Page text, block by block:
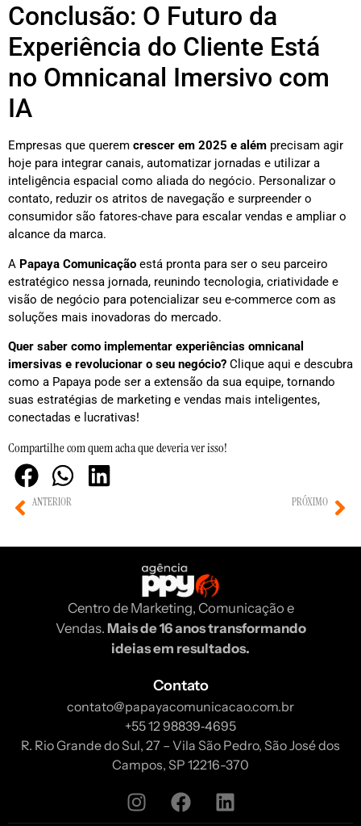
Conclusão: O Futuro da
Experiência do Cliente Está
no Omnicanal Imersivo com
IA
Empresas que querem crescer em 2025 e além precisam agir
hoje para integrar canais, automatizar jornadas e utilizar a
inteligência espacial como aliada do negócio. Personalizar o
contato, reduzir os atritos de navegação e surpreender o
consumidor são fatores-chave para escalar vendas e ampliar o
alcance da marca.
A Papaya Comunicação está pronta para ser o seu parceiro
estratégico nessa jornada, reunindo tecnologia, criatividade e
visão de negócio para potencializar seu e-commerce com as
soluções mais inovadoras do mercado.
Quer saber como implementar experiências omnicanal
imersivas e revolucionar o seu negócio? Clique aqui e descubra
como a Papaya pode ser a extensão da sua equipe, tornando
suas estratégias de marketing e vendas mais inteligentes,
conectadas e lucrativas!
Compartilhe com quem acha que deveria ver isso!
ANTERIOR PRÓXIMO
Centro de Marketing, Comunicação e
Vendas. Mais de 16 anos transformando
ideias em resultados.
Contato
contato@papayacomunicacao.com.br
‪+55 12 98839‑4695‬
R. Rio Grande do Sul, 27 – Vila São Pedro, São José dos
Campos, SP 12216-370